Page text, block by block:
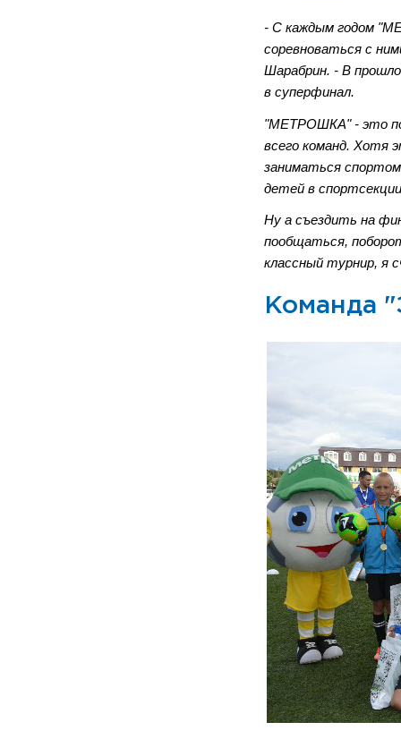
- С каждым годом
соревноваться с
Шарабрин. - В
в суперфинал.
"МЕТРОШКА" - это
всего команд. Хотя
заниматься
детей в
Ну а съездить на
пообщаться,
классный турнир, я
Команда